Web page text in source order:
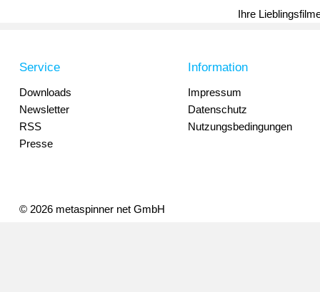
Ihre
Service
Downloads
Newsletter
RSS
Presse
Information
Impressum
Datenschutz
Nutzungsbedingungen
© 2026 metaspinner net GmbH